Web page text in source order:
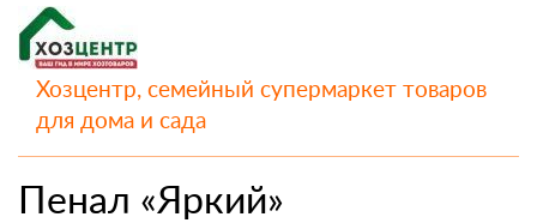
Хозцентр, семейный супермаркет товаров
для дома и сада
Пенал «Яркий»